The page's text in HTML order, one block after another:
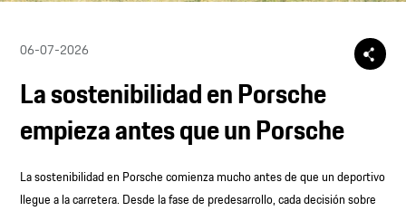
06-07-2026
La sostenibilidad en Porsche
empieza antes que un Porsche
La sostenibilidad en Porsche comienza mucho antes de que un deportivo
llegue a la carretera. Desde la fase de predesarrollo, cada decisión sobre